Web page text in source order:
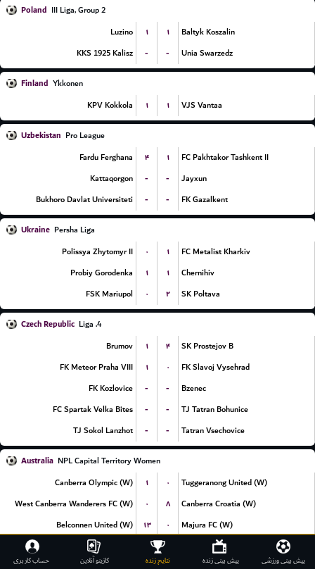
Poland III Liga, Group 2
Luzino
۱ ۱
Baltyk Koszalin
KKS 1925 Kalisz
- - Unia Swarzedz
Finland Ykkonen
KPV Kokkola
۱ ۱ VJS Vantaa
Uzbekistan Pro League
Fardu Ferghana
۴ ۱
FC Pakhtakor Tashkent II
Kattaqorgon
- -
Jayxun
Bukhoro Davlat Universiteti
- - FK Gazalkent
Ukraine Persha Liga
Polissya Zhytomyr II
۰ ۱
FC Metalist Kharkiv
Probiy Gorodenka
۱ ۱
Chernihiv
FSK Mariupol
۰ ۲ SK Poltava
Czech Republic
4. Liga
Brumov
۱ ۴
SK Prostejov B
FK Meteor Praha VIII
۱ ۰
FK Slavoj Vysehrad
FK Kozlovice
- -
Bzenec
FC Spartak Velka Bites
- -
TJ Tatran Bohunice
TJ Sokol Lanzhot
- - Tatran Vsechovice
Australia NPL Capital Territory Women
Canberra Olympic (W)
۱ ۰
Tuggeranong United (W)
West Canberra Wanderers FC (W)
۰ ۸
Canberra Croatia (W)
Belconnen United (W)
۱۳ ۰ Majura FC (W)
Paraguay Primera Division Reserve پیش بینی ورزشی پیش بینی زنده نتایج زنده کازینو آنلاین حساب کاربری